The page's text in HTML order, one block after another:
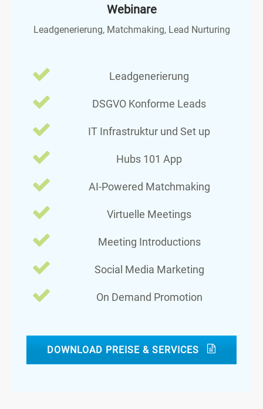
Webinare
Leadgenerierung, Matchmaking, Lead Nurturing
Leadgenerierung
DSGVO Konforme Leads
IT Infrastruktur und Set up
Hubs 101 App
AI-Powered Matchmaking
Virtuelle Meetings
Meeting Introductions
Social Media Marketing
On Demand Promotion
DOWNLOAD PREISE & SERVICES